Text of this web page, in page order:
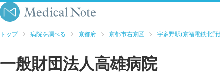
トップ 病院を調べる 京都府 京都市右京区 宇多野駅(京福電鉄北野
一般財団法人高雄病院